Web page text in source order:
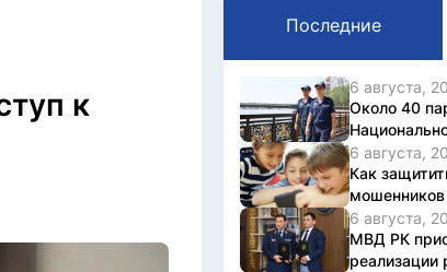
Служба Комплаенс
Этический кодекс
Служу стране
к
Последние
6 августа,
Около 40
6 августа,
Как
мошенников
6 августа,
МВД РК
реализации